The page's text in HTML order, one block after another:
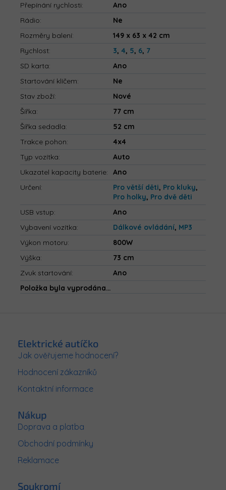
Přepínání rychlosti:
Ano
Rádio:
Ne
Rozměry balení:
149 x 63 x 42 cm
Rychlost: 3, 4, 5, 6, 7
SD karta:
Ano
Startování klíčem:
Ne
Stav zboží:
Nové
Šířka:
77 cm
Šířka sedadla:
52 cm
Trakce pohon:
4x4
Typ vozítka:
Auto
Ukazatel kapacity baterie:
Ano
Určení: Pro větší děti, Pro kluky,
Pro holky, Pro dvě děti
USB vstup:
Ano
Vybavení vozítka: Dálkové ovládání, MP3
Výkon motoru:
800W
Výška:
73 cm
Zvuk startování:
Ano
Položka byla vyprodána…
Elektrické autíčko
Jak ověřujeme hodnocení?
Hodnocení zákazníků
Kontaktní informace
Nákup
Doprava a platba
Obchodní podmínky
Reklamace
Soukromí